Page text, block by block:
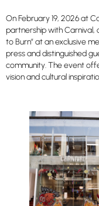
On February 19, 2026 at
partnership with Carnival,
to Burn” at an exclusive
press and distinguished
community. The event
vision and cultural